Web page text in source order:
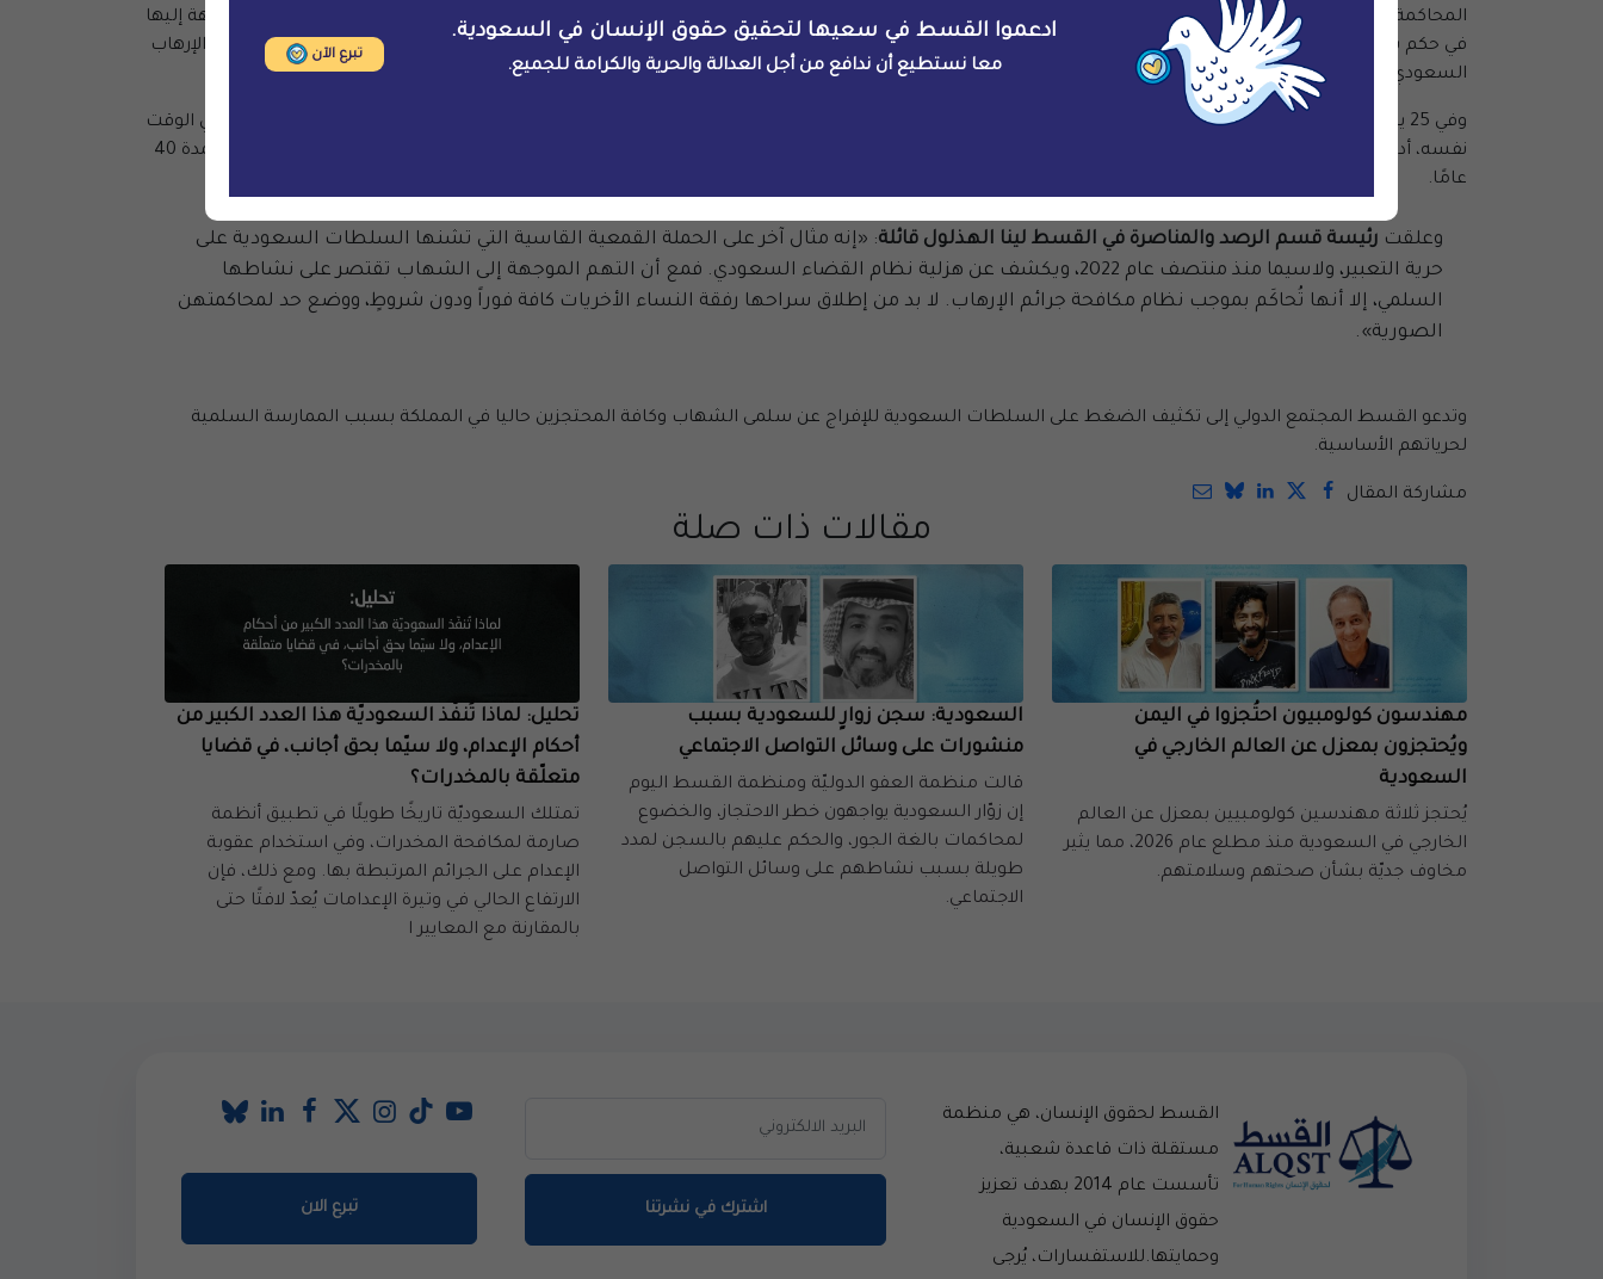
المحاكمة، طلبت الشهاب الرد على التهم الموجهة إليها، لكن القاضي الذي ترأس الجلسة لم يعطها الحق في الكلام خلال جلسات المحاكمة. وأُسقِطت التهم الموجهة إليها
في حكم سابق بموجب نظام مكافحة جرائم المعلوماتية، ولكن المحكمة الجزائية المتخصصة استمعت مجددا إلى التهم الموجهة إليها بموجب نظام مكافحة جرائم الإرهاب
السعودي القمعي والغامض في صياغته، والذي يجرم فعليا حرية التعبير.
وفي 25 يناير، أصدرت المحكمة الجزائية المتخصصة حكمًا جديدًا على الشهاب بالسجن لمدة 27 عامًا وحظر السفر للمدة ذاتها؛ ويمكن الطعن في هذا الحكم أيضا. وفي الوقت
نفسه، أدانت المحكمة وأصدرت أحكاما ضد عدد من النساء الأخريات بتهم مماثلة، بمن فيهن سكينة العيثان، مكفوفة تبلغ من العمر 35 سنة، حُكم عليها بالسجن لمدة 40
عامًا.
وعلقت رئيسة قسم الرصد والمناصرة في القسط لينا الهذلول قائلة: «إنه مثال آخر على الحملة القمعية القاسية التي تشنها السلطات السعودية على
حرية التعبير، ولاسيما منذ منتصف عام 2022، ويكشف عن هزلية نظام القضاء السعودي. فمع أن التهم الموجهة إلى الشهاب تقتصر على نشاطها
السلمي، إلا أنها تُحاكَم بموجب نظام مكافحة جرائم الإرهاب. لا بد من إطلاق سراحها رفقة النساء الأخريات كافة فوراً ودون شروطٍ، ووضع حد لمحاكمتهن
الصورية».
وتدعو القسط المجتمع الدولي إلى تكثيف الضغط على السلطات السعودية للإفراج عن سلمى الشهاب وكافة المحتجزين حاليا في المملكة بسبب الممارسة السلمية
لحرياتهم الأساسية.
مشاركة المقال
مقالات ذات صلة
مهندسون كولومبيون احتُجزوا في اليمن
ويُحتجزون بمعزل عن العالم الخارجي في
السعودية
يُحتجز ثلاثة مهندسين كولومبيين بمعزل عن العالم
الخارجي في السعودية منذ مطلع عام 2026، مما يثير
مخاوف جديّة بشأن صحتهم وسلامتهم.
السعودية: سجن زوارٍ للسعودية بسبب
منشورات على وسائل التواصل الاجتماعي
قالت منظمة العفو الدوليّة ومنظمة القسط اليوم
إن زوّار السعودية يواجهون خطر الاحتجاز، والخضوع
لمحاكمات بالغة الجور، والحكم عليهم بالسجن لمدد
طويلة بسبب نشاطهم على وسائل التواصل
الاجتماعي.
تحليل: لماذا تُنفّذ السعوديّة هذا العدد الكبير من
أحكام الإعدام، ولا سيّما بحق أجانب، في قضايا
متعلّقة بالمخدرات؟
تمتلك السعوديّة تاريخًا طويلًا في تطبيق أنظمة
صارمة لمكافحة المخدرات، وفي استخدام عقوبة
الإعدام على الجرائم المرتبطة بها. ومع ذلك، فإن
الارتفاع الحالي في وتيرة الإعدامات يُعدّ لافتًا حتى
بالمقارنة مع المعايير ا
القسط لحقوق الإنسان، هي منظمة
مستقلة ذات قاعدة شعبية،
تأسست عام 2014 بهدف تعزيز
حقوق الإنسان في السعودية
وحمايتها.للاستفسارات، يُرجى
اشترك في نشرتنا تبرع الان
ادعموا القسط في سعيها لتحقيق حقوق الإنسان في السعودية.
معا نستطيع أن ندافع من أجل العدالة والحرية والكرامة للجميع.
تبرع الآن